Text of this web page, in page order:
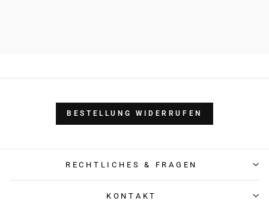
BESTELLUNG WIDERRUFEN
RECHTLICHES & FRAGEN
KONTAKT